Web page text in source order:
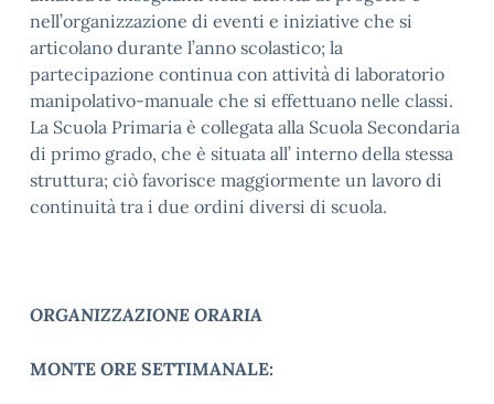
nell’organizzazione di eventi e iniziative che si
articolano durante l’anno scolastico; la
partecipazione continua con attività di laboratorio
manipolativo-manuale che si effettuano nelle classi.
La Scuola Primaria è collegata alla Scuola Secondaria
di primo grado, che è situata all’ interno della stessa
struttura; ciò favorisce maggiormente un lavoro di
continuità tra i due ordini diversi di scuola.
ORGANIZZAZIONE ORARIA
MONTE ORE SETTIMANALE: